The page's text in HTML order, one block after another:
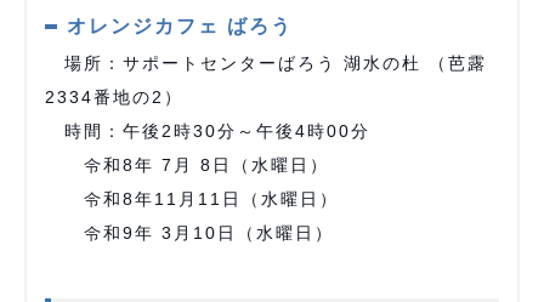
オレンジカフェ ばろう
場所：サポートセンターばろう 湖水の杜 （芭露
2334番地の2）
時間：午後2時30分～午後4時00分
令和8年 7⽉ 8⽇（水曜日）
令和8年11⽉11⽇（水曜日）
令和9年 3⽉10⽇（水曜日）